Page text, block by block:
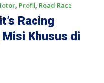
Profil Road Race
Racing
Khusus di